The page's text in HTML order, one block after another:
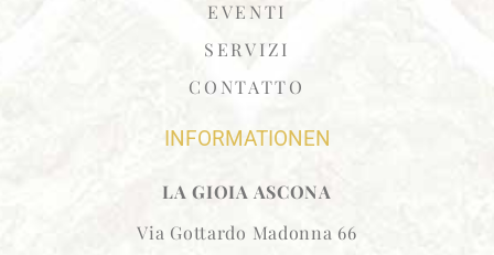
EVENTI
SERVIZI
CONTATTO
INFORMATIONEN
LA GIOIA ASCONA
Via Gottardo Madonna 66